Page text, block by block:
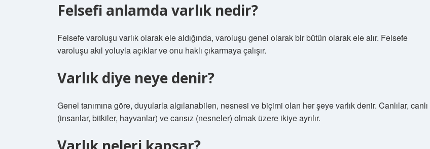
Felsefi anlamda varlık nedir?
Felsefe varoluşu varlık olarak ele aldığında, varoluşu genel olarak bir bütün olarak ele alır. Felsefe
varoluşu akıl yoluyla açıklar ve onu haklı çıkarmaya çalışır.
Varlık diye neye denir?
Genel tanımına göre, duyularla algılanabilen, nesnesi ve biçimi olan her şeye varlık denir. Canlılar, canlı
(insanlar, bitkiler, hayvanlar) ve cansız (nesneler) olmak üzere ikiye ayrılır.